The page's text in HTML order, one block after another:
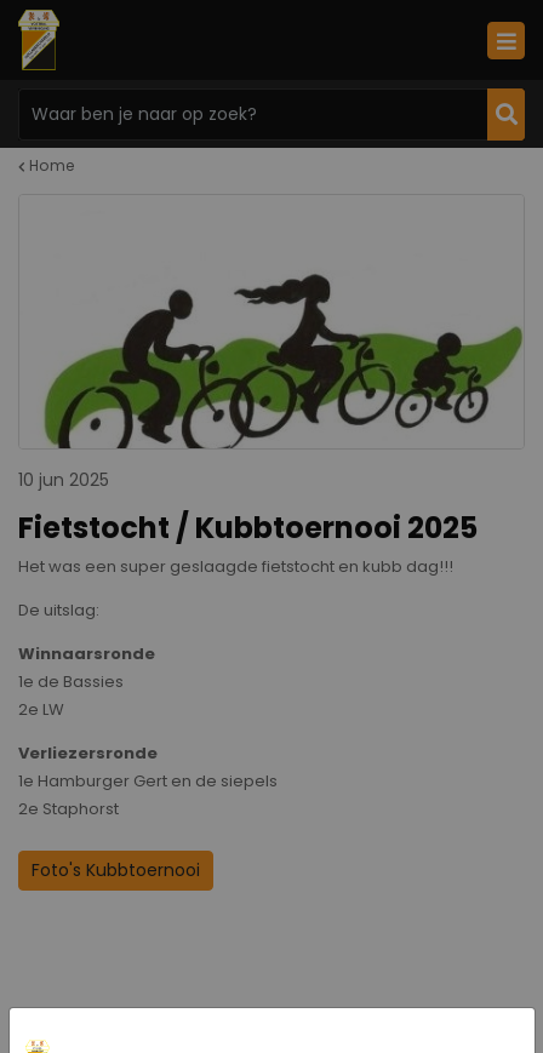
Home
10 jun 2025
Fietstocht / Kubbtoernooi 2025
Het was een super geslaagde fietstocht en kubb dag!!!
De uitslag:
Winnaarsronde
1e de Bassies
2e LW
Verliezersronde
1e Hamburger Gert en de siepels
2e Staphorst
Foto's Kubbtoernooi